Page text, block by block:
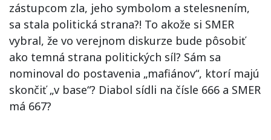
zástupcom zla, jeho symbolom a stelesnením,
sa stala politická strana?! To akože si SMER
vybral, že vo verejnom diskurze bude pôsobiť
ako temná strana politických síl? Sám sa
nominoval do postavenia „mafiánov“, ktorí majú
skončiť „v base“? Diabol sídli na čísle 666 a SMER
má 667?